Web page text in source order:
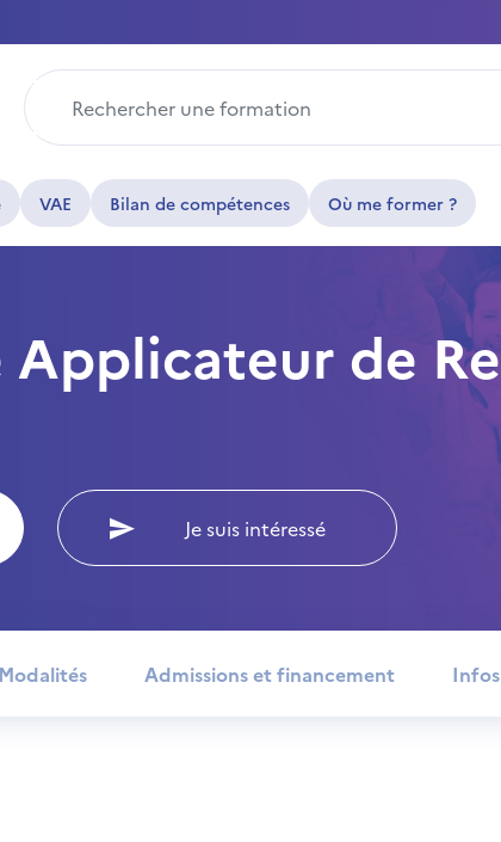
VAE Bilan de compétences Où me former ?
Applicateur de
Je suis intéressé
Modalités Admissions et financement